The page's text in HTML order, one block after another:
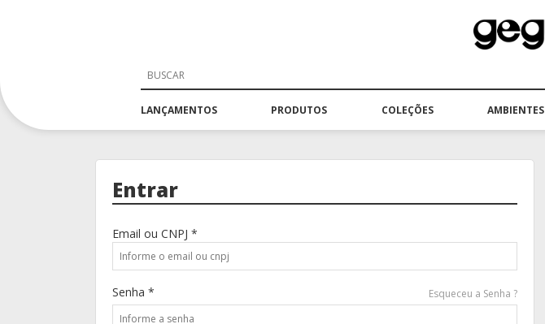
LANÇAMENTOS PRODUTOS COLEÇÕES AMBIENTES
Entrar
Email ou CNPJ *
Senha * Esqueceu a Senha ?